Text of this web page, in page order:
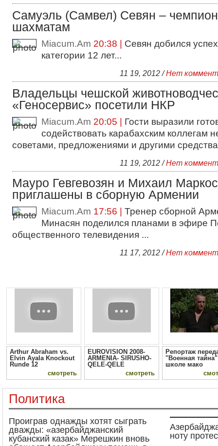
Самуэль (Самвел) Севян –
шахматам
Miacum.Am 20:38 | Севян добился
категории 12 лет...
11 19, 2012 /Нет
Владельцы чешской
«Геносервис» посетили НКР
Miacum.Am 20:05 | Гости выразили
содействовать карабахским коллегам
советами, предложениями и другими
11 19, 2012 /Нет
Мауро Гевгевозян и Михаил
приглашены в сборную Армении
Miacum.Am 17:56 | Тренер сборной
Минасян поделился планами в эфире
общественного телевидения ...
11 17, 2012 /Нет
Arthur Abraham vs.
Elvin Ayala Knockout
Runde 12
смотреть
EUROVISION 2008-
ARMENIA- SIRUSHO-
QELE-QELE
смотреть
Репортаж
"Военная
школе мако
Политика
Проиграв однажды хотят сыграть
дважды: «азербайджанский
кубанский казак» Мерешкин вновь
ноту